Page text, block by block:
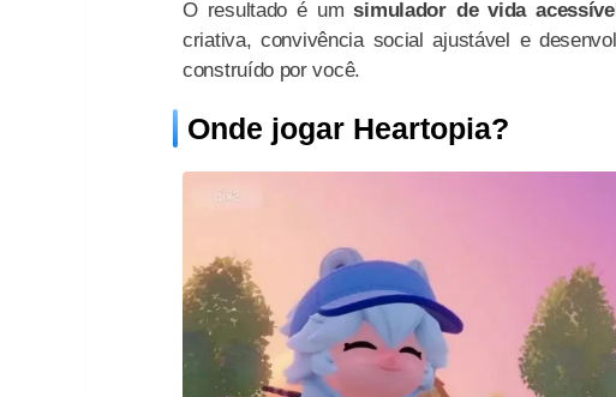
O resultado é umsimulador de vida
criativa, convivência social ajustável e
construído por você.
Onde jogar Heartopia?